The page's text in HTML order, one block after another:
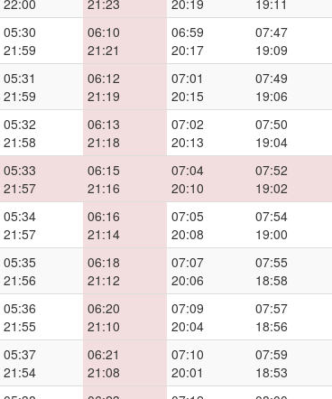
22:00
21:23
20:19
19:11
05:30
21:59
06:10
21:21
06:59
20:17
07:47
19:09
05:31
21:59
06:12
21:19
07:01
20:15
07:49
19:06
05:32
21:58
06:13
21:18
07:02
20:13
07:50
19:04
05:33
21:57
06:15
21:16
07:04
20:10
07:52
19:02
05:34
21:57
06:16
21:14
07:05
20:08
07:54
19:00
05:35
21:56
06:18
21:12
07:07
20:06
07:55
18:58
05:36
21:55
06:20
21:10
07:09
20:04
07:57
18:56
05:37
21:54
06:21
21:08
07:10
20:01
07:59
18:53